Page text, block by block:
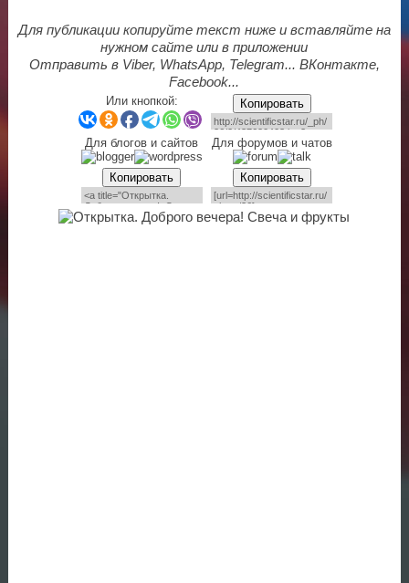
Для публикации копируйте текст ниже и вставляйте на
нужном сайте или в приложении
Отправить в Viber, WhatsApp, Telegram... ВКонтакте,
Facebook...
Или кнопкой: Копировать
Для блогов и сайтов Для форумов и чатов
Копировать Копировать